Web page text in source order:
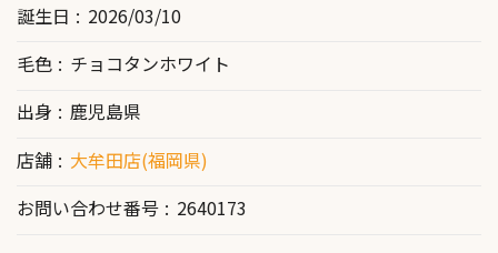
誕生日
2026/03/10
毛色
チョコタンホワイト
出身
鹿児島県
店舗
大牟田店(福岡県)
お問い合わせ番号
2640173